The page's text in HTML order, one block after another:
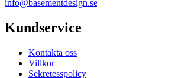
info@basementdesign.se
Kundservice
Kontakta oss
Villkor
Sekretesspolicy